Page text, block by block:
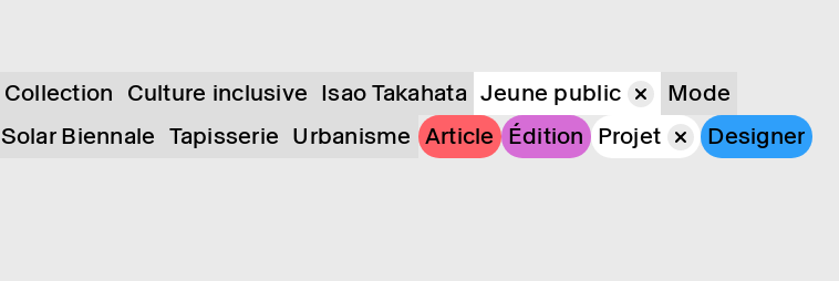
Collection Culture inclusive Isao Takahata Jeune public
Mode
Solar Biennale Tapisserie Urbanisme Article Édition Projet
Designer